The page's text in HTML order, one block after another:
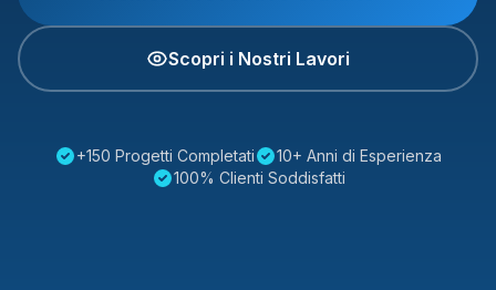
Scopri i Nostri Lavori
+150 Progetti Completati
10+ Anni di Esperienza
100% Clienti Soddisfatti